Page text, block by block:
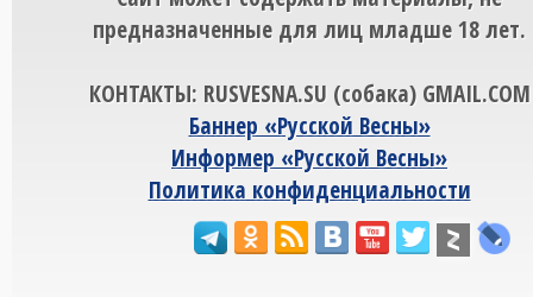
предназначенные для лиц младше 18 лет.
КОНТАКТЫ: RUSVESNA.SU (собака) GMAIL.COM
Баннер «Русской Весны»
Информер «Русской Весны»
Политика конфиденциальности